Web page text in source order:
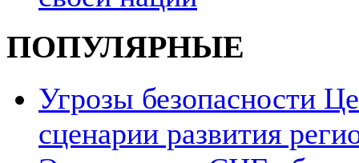
ПОПУЛЯРНЫЕ
Угрозы безопасности
сценарии развития